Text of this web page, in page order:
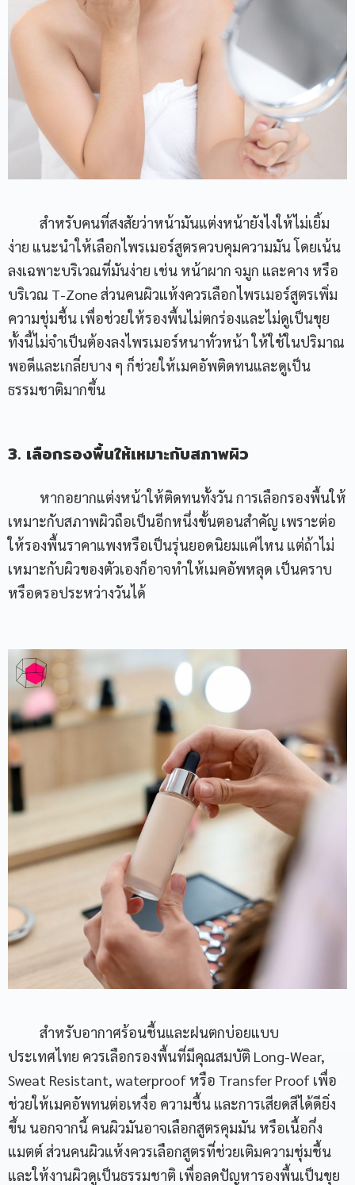
สำหรับคนที่สงสัยว่าหน้ามันแต่งหน้ายังไงให้ไม่เยิ้ม
ง่าย แนะนำให้เลือกไพรเมอร์สูตรควบคุมความมัน โดยเน้น
ลงเฉพาะบริเวณที่มันง่าย เช่น หน้าผาก จมูก และคาง หรือ
บริเวณ T-Zone ส่วนคนผิวแห้งควรเลือกไพรเมอร์สูตรเพิ่ม
ความชุ่มชื้น เพื่อช่วยให้รองพื้นไม่ตกร่องและไม่ดูเป็นขุย
ทั้งนี้ไม่จำเป็นต้องลงไพรเมอร์หนาทั่วหน้า ให้ใช้ในปริมาณ
พอดีและเกลี่ยบาง ๆ ก็ช่วยให้เมคอัพติดทนและดูเป็น
ธรรมชาติมากขึ้น
3. เลือกรองพื้นให้เหมาะกับสภาพผิว
หากอยากแต่งหน้าให้ติดทนทั้งวัน การเลือกรองพื้นให้
เหมาะกับสภาพผิวถือเป็นอีกหนึ่งขั้นตอนสำคัญ เพราะต่อ
ให้รองพื้นราคาแพงหรือเป็นรุ่นยอดนิยมแค่ไหน แต่ถ้าไม่
เหมาะกับผิวของตัวเองก็อาจทำให้เมคอัพหลุด เป็นคราบ
หรือดรอประหว่างวันได้
สำหรับอากาศร้อนชื้นและฝนตกบ่อยแบบ
ประเทศไทย ควรเลือกรองพื้นที่มีคุณสมบัติ Long-Wear,
Sweat Resistant, waterproof หรือ Transfer Proof เพื่อ
ช่วยให้เมคอัพทนต่อเหงื่อ ความชื้น และการเสียดสีได้ดียิ่ง
ขึ้น นอกจากนี้ คนผิวมันอาจเลือกสูตรคุมมัน หรือเนื้อกึ่ง
แมตต์ ส่วนคนผิวแห้งควรเลือกสูตรที่ช่วยเติมความชุ่มชื้น
และให้งานผิวดูเป็นธรรมชาติ เพื่อลดปัญหารองพื้นเป็นขุย